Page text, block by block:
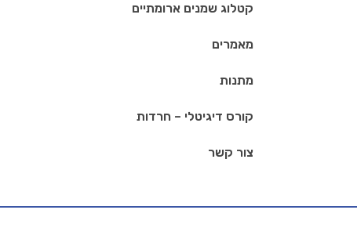
קטלוג שמנים ארומתיים
מאמרים
מתנות
קורס דיגיטלי – חרדות
צור קשר